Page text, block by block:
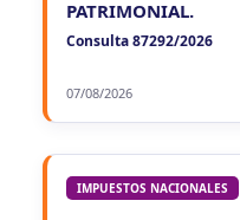
PATRIMONIAL.
Consulta 87292/2026
07/08/2026
IMPUESTOS NACIONALES